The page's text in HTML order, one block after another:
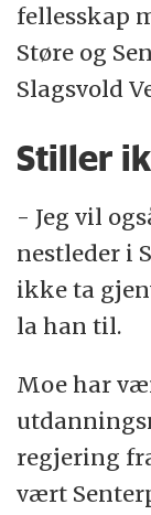
fellesskap
Støre og
Slagsvold
Stiller
- Jeg vil
nestleder i
ikke ta
la han til.
Moe har
regjering
vært